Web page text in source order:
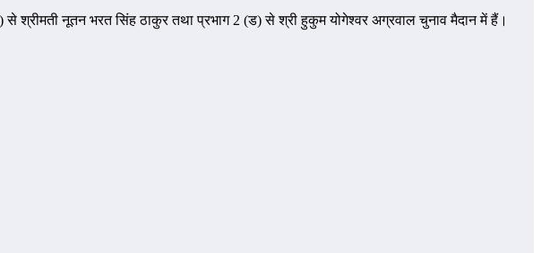
से श्रीमती नूतन भरत सिंह ठाकुर तथा प्रभाग 2 (ड) से श्री हुकुम योगेश्वर अग्रवाल चुनाव मैदान में हैं।